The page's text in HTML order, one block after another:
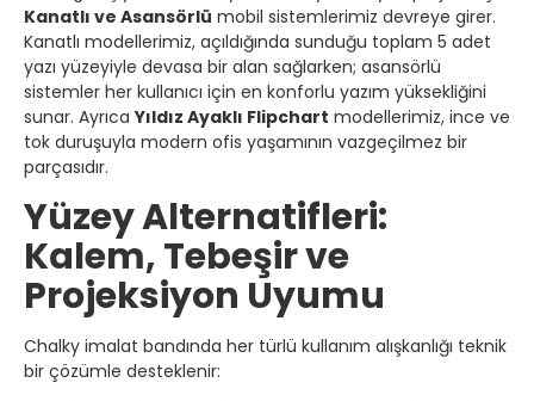
Kanatlı ve Asansörlü mobil sistemlerimiz devreye girer.
Kanatlı modellerimiz, açıldığında sunduğu toplam 5 adet
yazı yüzeyiyle devasa bir alan sağlarken; asansörlü
sistemler her kullanıcı için en konforlu yazım yüksekliğini
sunar. AyrıcaYıldız Ayaklı Flipchart modellerimiz, ince ve
tok duruşuyla modern ofis yaşamının vazgeçilmez bir
parçasıdır.
Yüzey Alternatifleri:
Kalem, Tebeşir ve
Projeksiyon Uyumu
Chalky imalat bandında her türlü kullanım alışkanlığı teknik
bir çözümle desteklenir: